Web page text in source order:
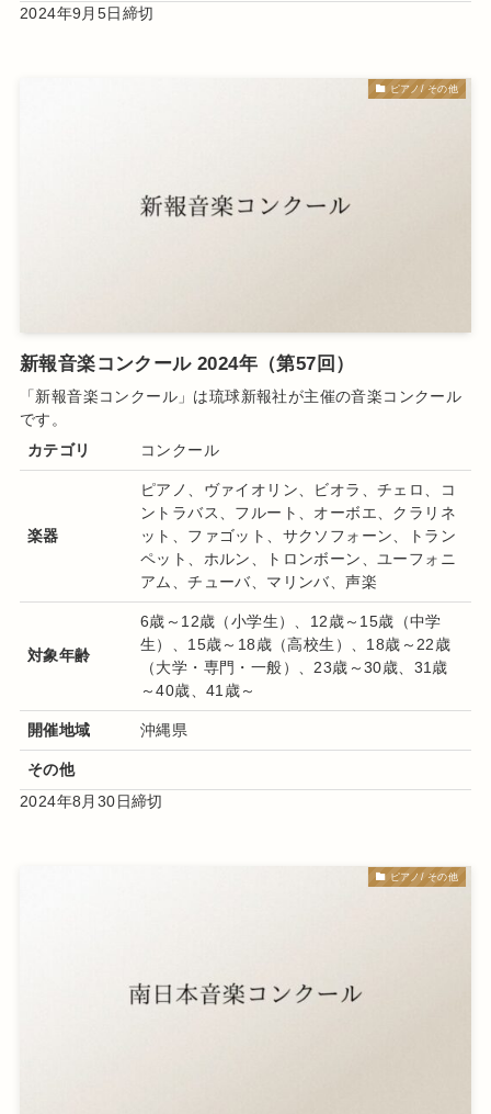
2024年9月5日締切
ピアノ/ その他
新報音楽コンクール 2024年（第57回）
「新報音楽コンクール」は琉球新報社が主催の音楽コンクール
です。
カテゴリ
コンクール
楽器
ピアノ、ヴァイオリン、ビオラ、チェロ、コ
ントラバス、フルート、オーボエ、クラリネ
ット、ファゴット、サクソフォーン、トラン
ペット、ホルン、トロンボーン、ユーフォニ
アム、チューバ、マリンバ、声楽
対象年齢
6歳～12歳（小学生）、12歳～15歳（中学
生）、15歳～18歳（高校生）、18歳～22歳
（大学・専門・一般）、23歳～30歳、31歳
～40歳、41歳～
開催地域 沖縄県
その他
2024年8月30日締切
ピアノ/ その他